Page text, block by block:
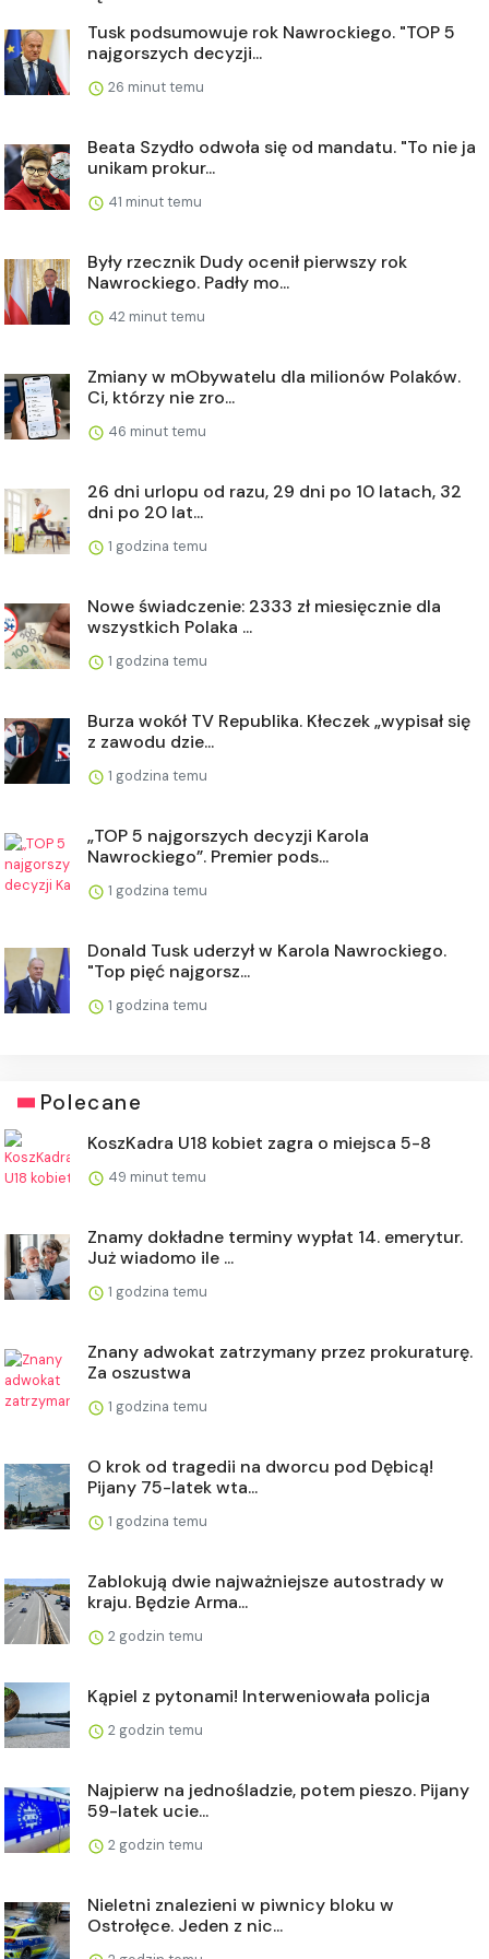
Tusk podsumowuje rok Nawrockiego. "TOP 5
najgorszych decyzji...
26 minut temu
Beata Szydło odwoła się od mandatu. "To nie ja
unikam prokur...
41 minut temu
Były rzecznik Dudy ocenił pierwszy rok
Nawrockiego. Padły mo...
42 minut temu
Zmiany w mObywatelu dla milionów Polaków.
Ci, którzy nie zro...
46 minut temu
26 dni urlopu od razu, 29 dni po 10 latach, 32
dni po 20 lat...
1 godzina temu
Nowe świadczenie: 2333 zł miesięcznie dla
wszystkich Polaka ...
1 godzina temu
Burza wokół TV Republika. Kłeczek „wypisał się
z zawodu dzie...
1 godzina temu
„TOP 5 najgorszych decyzji Karola
Nawrockiego”. Premier pods...
1 godzina temu
Donald Tusk uderzył w Karola Nawrockiego.
"Top pięć najgorsz...
1 godzina temu
Polecane
KoszKadra U18 kobiet zagra o miejsca 5-8
49 minut temu
Znamy dokładne terminy wypłat 14. emerytur.
Już wiadomo ile ...
1 godzina temu
Znany adwokat zatrzymany przez prokuraturę.
Za oszustwa
1 godzina temu
O krok od tragedii na dworcu pod Dębicą!
Pijany 75-latek wta...
1 godzina temu
Zablokują dwie najważniejsze autostrady w
kraju. Będzie Arma...
2 godzin temu
Kąpiel z pytonami! Interweniowała policja
2 godzin temu
Najpierw na jednośladzie, potem pieszo. Pijany
59-latek ucie...
2 godzin temu
Nieletni znalezieni w piwnicy bloku w
Ostrołęce. Jeden z nic...